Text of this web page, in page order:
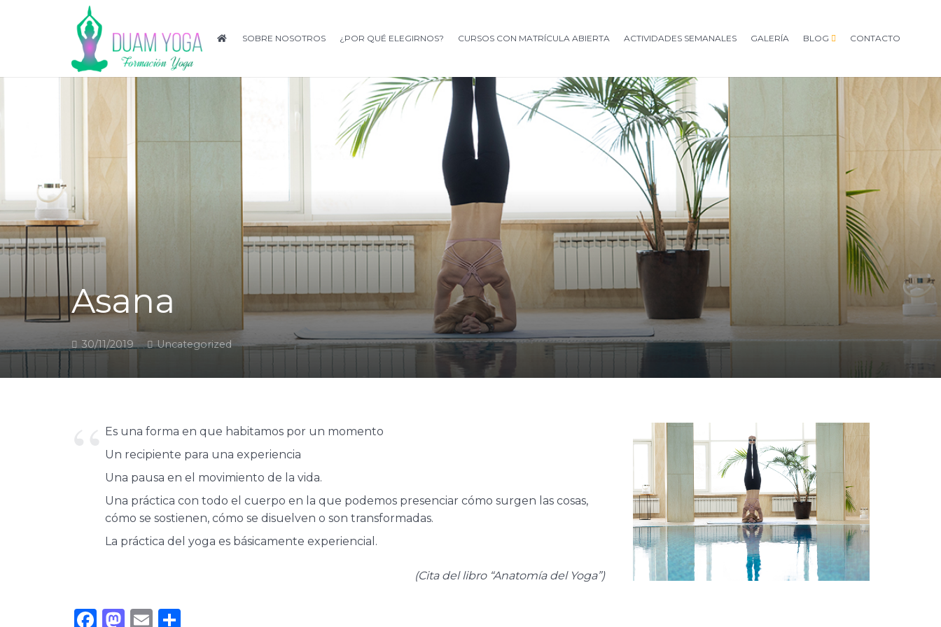
SOBRE NOSOTROS ¿POR QUÉ ELEGIRNOS? CURSOS CON MATRÍCULA ABIERTA ACTIVIDADES SEMANALES GALERÍA BLOG CONTACTO
Asana
30/11/2019 Uncategorized
Es una forma en que habitamos por un momento
Un recipiente para una experiencia
Una pausa en el movimiento de la vida.
Una práctica con todo el cuerpo en la que podemos presenciar cómo surgen las cosas,
cómo se sostienen, cómo se disuelven o son transformadas.
La práctica del yoga es básicamente experiencial.
(Cita del libro “Anatomía del Yoga”)
Facebook
Mastodon
Email